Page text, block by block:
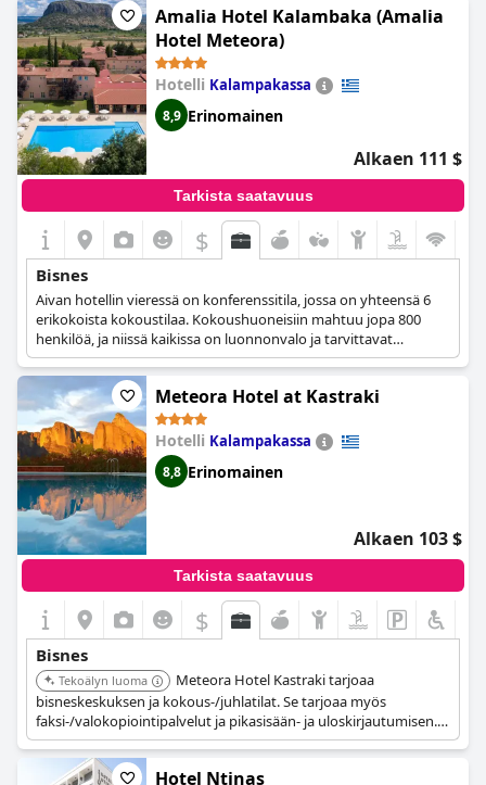
Amalia Hotel Kalambaka (Amalia
Hotel Meteora)
Hotelli Kalampakassa
8,9 Erinomainen
Alkaen 111 $
Tarkista saatavuus
$
Bisnes
Aivan hotellin vieressä on konferenssitila, jossa on yhteensä 6
erikokoista kokoustilaa. Kokoushuoneisiin mahtuu jopa 800
henkilöä, ja niissä kaikissa on luonnonvalo ja tarvittavat
audiovisuaaliset laitteet, ja hotellin uima-allasaluetta voi käyttää
myös ulkotilaisuuksiin.
Meteora Hotel at Kastraki
Hotelli Kalampakassa
8,8 Erinomainen
Alkaen 103 $
Tarkista saatavuus
$
Bisnes
Tekoälyn luoma
Meteora Hotel Kastraki tarjoaa
bisneskeskuksen ja kokous-/juhlatilat. Se tarjoaa myös
faksi-/valokopiointipalvelut ja pikasisään- ja uloskirjautumisen.
Hotellissa on ilmainen Wi-Fi, ravintola ja baari/oleskelutila.
Hotel Ntinas